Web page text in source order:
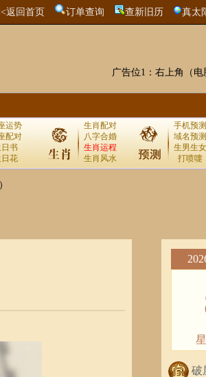
返回首页 订单查询 查新旧历 真太
广告位1：右上角（电
运势
配对
书
花
生肖配对
八字合婚
生肖运程
生肖风水
手机预测
域名预测
生男生女
打喷嚏
破